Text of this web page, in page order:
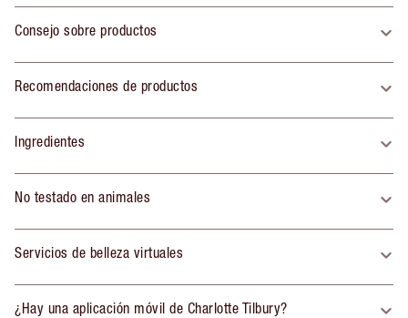
Consejo sobre productos
Recomendaciones de productos
Ingredientes
No testado en animales
Servicios de belleza virtuales
¿Hay una aplicación móvil de Charlotte Tilbury?